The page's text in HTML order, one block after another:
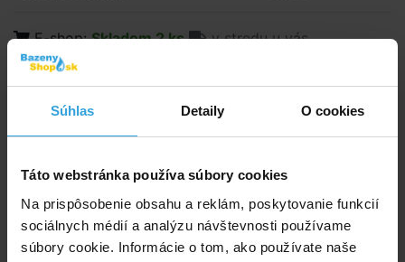
Súhlas Detaily O cookies
Táto webstránka používa súbory cookies
Na prispôsobenie obsahu a reklám, poskytovanie funkcií
sociálnych médií a analýzu návštevnosti používame
súbory cookie. Informácie o tom, ako používate naše
E-shop:Skladom 2 ks v stredu u vás
131,79 EUR bez DPH 162,10 EUR
Podrobný popis